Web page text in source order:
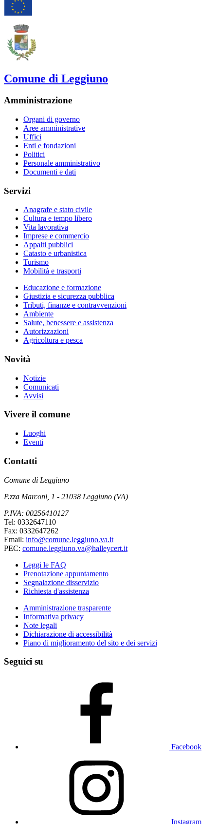
Comune di Leggiuno
Amministrazione
Organi di governo
Aree amministrative
Uffici
Enti e fondazioni
Politici
Personale amministrativo
Documenti e dati
Servizi
Anagrafe e stato civile
Cultura e tempo libero
Vita lavorativa
Imprese e commercio
Appalti pubblici
Catasto e urbanistica
Turismo
Mobilità e trasporti
Educazione e formazione
Giustizia e sicurezza pubblica
Tributi, finanze e contravvenzioni
Ambiente
Salute, benessere e assistenza
Autorizzazioni
Agricoltura e pesca
Novità
Notizie
Comunicati
Avvisi
Vivere il comune
Luoghi
Eventi
Contatti
Comune di Leggiuno
P.zza Marconi, 1 - 21038 Leggiuno (VA)
P.IVA: 00256410127
Tel: 0332647110
Fax: 0332647262
Email: info@comune.leggiuno.va.it
PEC: comune.leggiuno.va@halleycert.it
Leggi le FAQ
Prenotazione appuntamento
Segnalazione disservizio
Richiesta d'assistenza
Amministrazione trasparente
Informativa privacy
Note legali
Dichiarazione di accessibilità
Piano di miglioramento del sito e dei servizi
Seguici su
Facebook
Instagram